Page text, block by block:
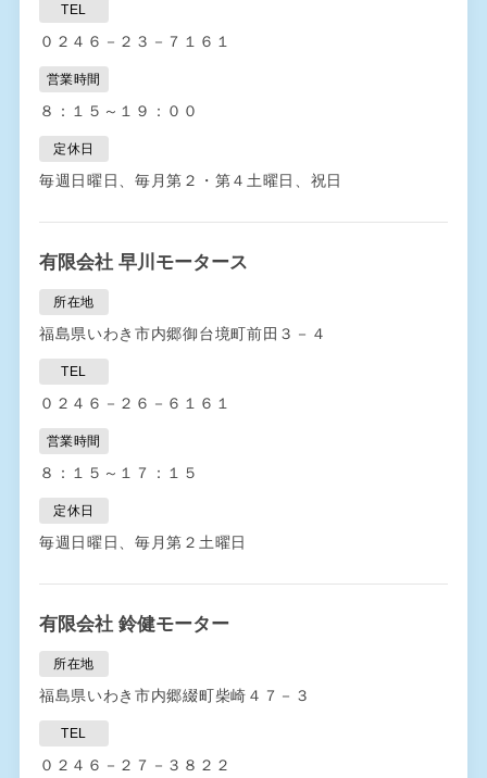
TEL
０２４６－２３－７１６１
営業時間
８：１５～１９：００
定休日
毎週日曜日、毎月第２・第４土曜日、祝日
有限会社 早川モータース
所在地
福島県いわき市内郷御台境町前田３－４
TEL
０２４６－２６－６１６１
営業時間
８：１５～１７：１５
定休日
毎週日曜日、毎月第２土曜日
有限会社 鈴健モーター
所在地
福島県いわき市内郷綴町柴崎４７－３
TEL
０２４６－２７－３８２２